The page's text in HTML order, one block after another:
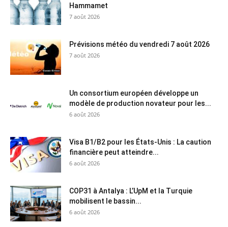
Hammamet
7 août 2026
Prévisions météo du vendredi 7 août 2026
7 août 2026
Un consortium européen développe un
modèle de production novateur pour les...
6 août 2026
Visa B1/B2 pour les États-Unis : La caution
financière peut atteindre...
6 août 2026
COP31 à Antalya : L’UpM et la Turquie
mobilisent le bassin...
6 août 2026